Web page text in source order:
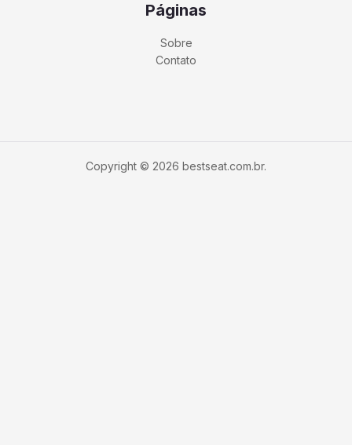
Páginas
Sobre
Contato
Copyright © 2026 bestseat.com.br.